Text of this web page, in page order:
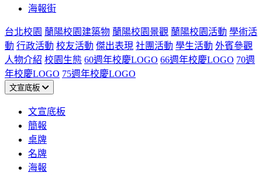
海報街
台北校園 蘭陽校園建築物 蘭陽校園景觀 蘭陽校園活動 學術活
動 行政活動 校友活動 傑出表現 社團活動 學生活動 外賓參觀
人物介紹 校園生態 60週年校慶LOGO 66週年校慶LOGO 70週
年校慶LOGO 75週年校慶LOGO
文宣底板
文宣底板
簡報
桌牌
名牌
海報